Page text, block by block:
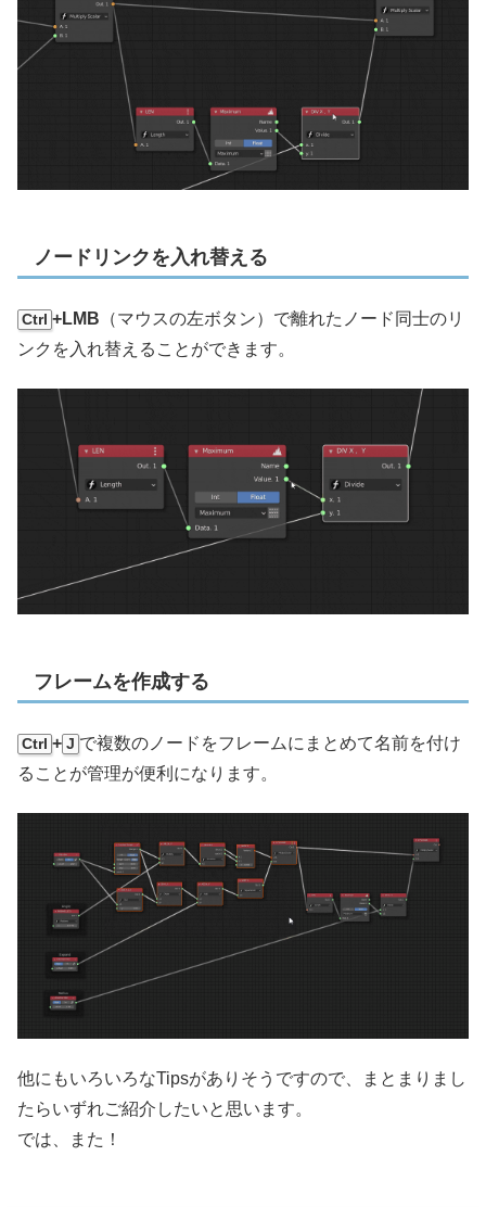
ノードリンクを入れ替える
Ctrl +LMB （マウスの左ボタン）で離れたノード同士のリ
ンクを入れ替えることができます。
フレームを作成する
Ctrl + J で複数のノードをフレームにまとめて名前を付け
ることが管理が便利になります。
他にもいろいろなTipsがありそうですので、まとまりまし
たらいずれご紹介したいと思います。
では、また！